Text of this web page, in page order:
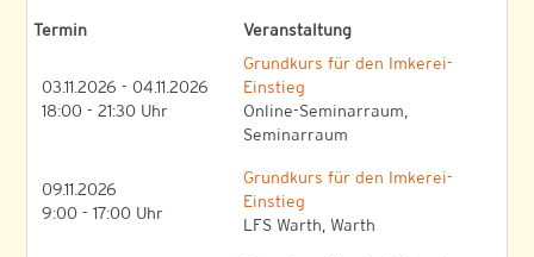
Termin Veranstaltung
03.11.2026 - 04.11.2026
18:00 - 21:30 Uhr
Grundkurs für den Imkerei-
Einstieg
Online-Seminarraum,
Seminarraum
09.11.2026
9:00 - 17:00 Uhr
Grundkurs für den Imkerei-
Einstieg
LFS Warth, Warth